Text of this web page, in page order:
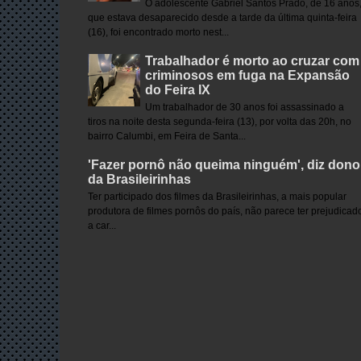
O adolescente Gabriel Santos Prado, de 16 anos,
que estava desaparecido desde a tarde da última quinta-feira
(16), foi encontrado morto nest...
Trabalhador é morto ao cruzar com
criminosos em fuga na Expansão
do Feira IX
Um trabalhador de 30 anos foi assassinado a
tiros na noite desta segunda-feira (13), por volta das 20h, no
bairro Calumbi, em Feira de Santa...
'Fazer pornô não queima ninguém', diz dono
da Brasileirinhas
Ter participado dos filmes da Brasileirinhas, a mais popular
produtora de filmes pornôs do país, não parece ter
a car...